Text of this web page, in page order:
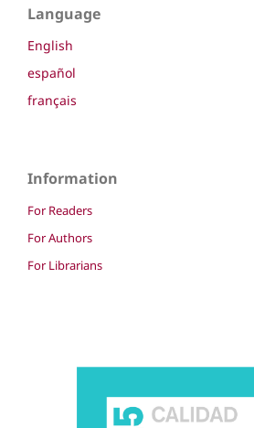
Language
English
español
français
Information
For Readers
For Authors
For Librarians